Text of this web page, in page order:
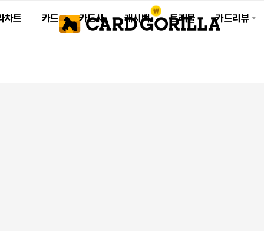
차트 카드 카드사 캐시백 트래블 카드리뷰